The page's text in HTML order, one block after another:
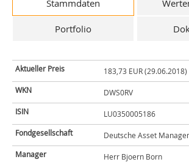
Stammdaten
Portfolio
Aktueller Preis
183,73 EUR (29.06.2018)
WKN
DWS0RV
ISIN
LU0350005186
Fondgesellschaft
Deutsche Asset
Manager
Herr Bjoern Born